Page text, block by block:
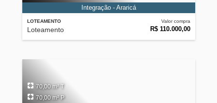
LOTEAMENTO
Loteamento
Valor compra
R$ 110.000,00
Integração - Araricá
70,00 m² T
70,00 m² P